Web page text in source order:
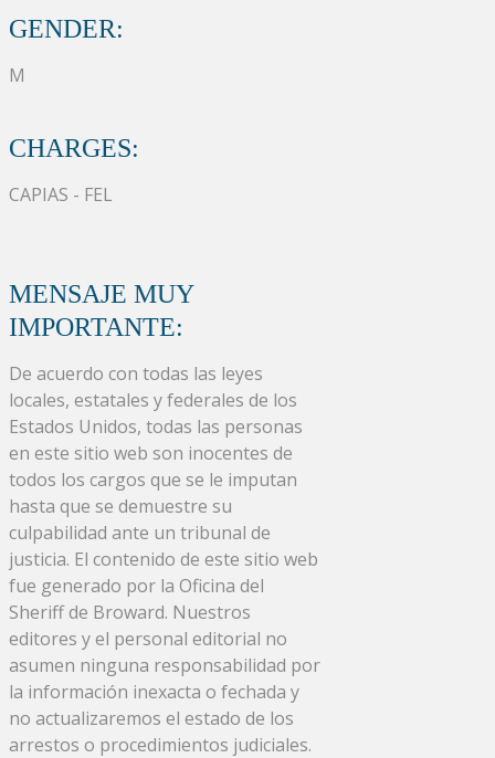
GENDER:
M
CHARGES:
CAPIAS - FEL
MENSAJE MUY
IMPORTANTE:
De acuerdo con todas las leyes
locales, estatales y federales de los
Estados Unidos, todas las personas
en este sitio web son inocentes de
todos los cargos que se le imputan
hasta que se demuestre su
culpabilidad ante un tribunal de
justicia. El contenido de este sitio web
fue generado por la Oficina del
Sheriff de Broward. Nuestros
editores y el personal editorial no
asumen ninguna responsabilidad por
la información inexacta o fechada y
no actualizaremos el estado de los
arrestos o procedimientos judiciales.